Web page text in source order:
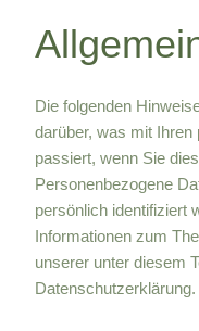
Die folgenden
darüber, was mit
passiert, wenn Sie
Personenbezogene
persönlich identifiziert
Informationen zum
unserer unter diesem
Datenschutzerklärung.